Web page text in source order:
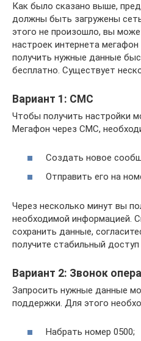
Как было сказано выше,
должны быть загружены
этого не произошло, вы
настроек интернета
получить нужные данные
бесплатно. Существует
Вариант 1: СМС
Чтобы получить настройки
Мегафон через СМС,
Создать новое
Отправить его на
Через несколько минут вы
необходимой информацией.
сохранить данные,
получите стабильный доступ
Вариант 2: Звонок
Запросить нужные данные
поддержки. Для этого
Набрать номер 0500;